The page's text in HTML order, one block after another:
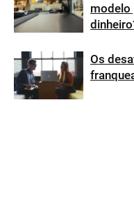
modelo
Os